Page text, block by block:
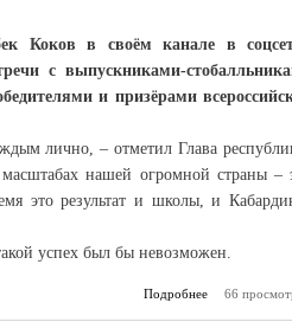
Коков в своём канале в
с выпускниками-
и призёрами
лично, – отметил Глава
нашей огромной страны –
это результат и школы, и
успех был бы невозможен.
Подробнее
о
66